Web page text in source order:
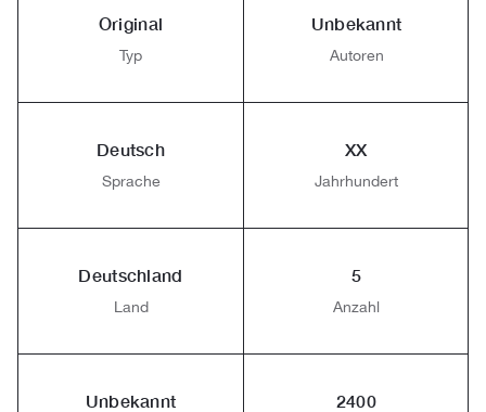
Original
Typ
Unbekannt
Autoren
Deutsch
Sprache
XX
Jahrhundert
Deutschland
Land
5
Anzahl
Unbekannt 2400